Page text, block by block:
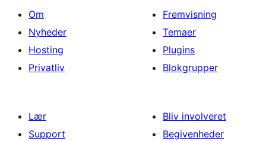
Om
Nyheder
Hosting
Privatliv
Fremvisning
Temaer
Plugins
Blokgrupper
Lær
Support
Bliv involveret
Begivenheder